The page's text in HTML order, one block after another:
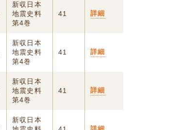
新収日本
地震史料
第4巻
41 詳細
新収日本
地震史料
第4巻
41 詳細
新収日本
地震史料
第4巻
41 詳細
新収日本